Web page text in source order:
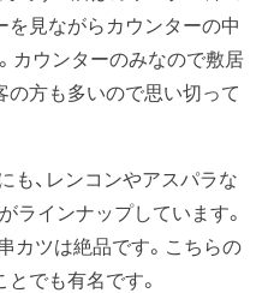
を見ながらカウンターの中
カウンターのみなので敷居
の方も多いので思い切って
も、レンコンやアスパラな
ラインナップしています。
カツは絶品です。こちらの
でも有名です。